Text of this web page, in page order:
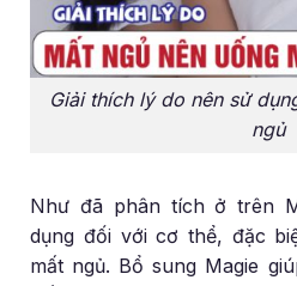
Giải thích lý do nên sử
ngủ
Như đã phân tích ở trên
dụng đối với cơ thể, đặc
mất ngủ. Bổ sung Magie